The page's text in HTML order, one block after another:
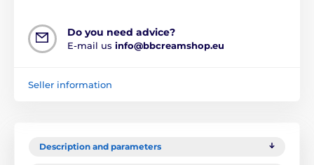
Do you need advice?
E-mail us info@bbcreamshop.eu
Seller information
Description and parameters